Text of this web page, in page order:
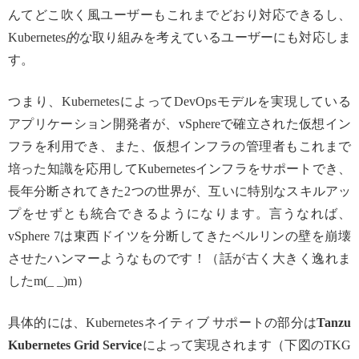
んてどこ吹く風ユーザーもこれまでどおり対応できるし、
Kubernetes的な取り組みを考えているユーザーにも対応しま
す。
つまり、KubernetesによってDevOpsモデルを実現している
アプリケーション開発者が、vSphereで確立された仮想イン
フラを利用でき、また、仮想インフラの管理者もこれまで
培った知識を応用してKubernetesインフラをサポートでき、
長年分断されてきた2つの世界が、互いに特別なスキルアッ
プをせずとも統合できるようになります。言うなれば、
vSphere 7は東西ドイツを分断してきたベルリンの壁を崩壊
させたハンマーようなものです！（話が古く大きく逸れま
したm(_ _)m）
具体的には、Kubernetesネイティブ サポートの部分はTanzu
Kubernetes Grid Serviceによって実現されます（下図のTKG